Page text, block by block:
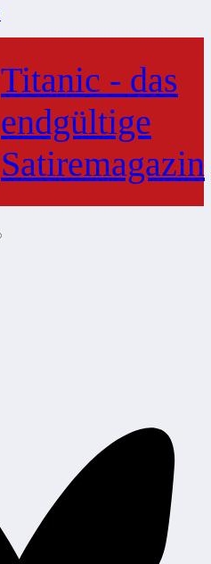
Titanic - das
endgültige
Satiremagazin